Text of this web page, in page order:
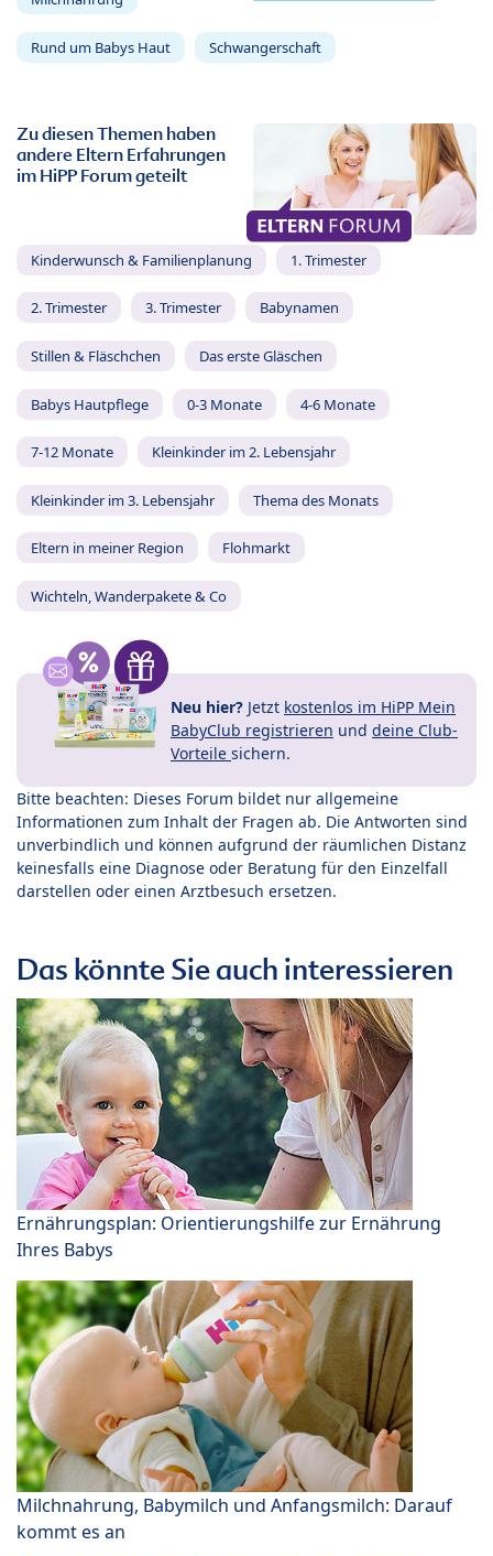
Rund um Babys Haut Schwangerschaft
Zu diesen Themen haben
andere Eltern Erfahrungen
im HiPP Forum geteilt
Kinderwunsch & Familienplanung 1. Trimester
2. Trimester 3. Trimester Babynamen
Stillen & Fläschchen Das erste Gläschen
Babys Hautpflege 0-3 Monate 4-6 Monate
7-12 Monate Kleinkinder im 2. Lebensjahr
Kleinkinder im 3. Lebensjahr Thema des Monats
Eltern in meiner Region Flohmarkt
Wichteln, Wanderpakete & Co
Neu hier? Jetzt kostenlos im HiPP Mein
BabyClub registrieren und deine Club-
Vorteile sichern.
Bitte beachten: Dieses Forum bildet nur allgemeine
Informationen zum Inhalt der Fragen ab. Die Antworten sind
unverbindlich und können aufgrund der räumlichen Distanz
keinesfalls eine Diagnose oder Beratung für den Einzelfall
darstellen oder einen Arztbesuch ersetzen.
Das könnte Sie auch interessieren
Ernährungsplan: Orientierungshilfe zur Ernährung
Ihres Babys
Milchnahrung, Babymilch und Anfangsmilch: Darauf
kommt es an